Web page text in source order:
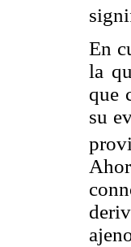
En
la
que
su